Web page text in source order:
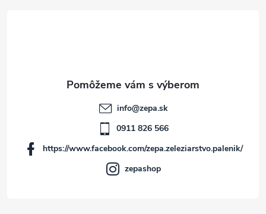
info@zepa.sk
0911 826 566
https://www.facebook.com/zepa.zeleziarstvo.palenik/
zepashop